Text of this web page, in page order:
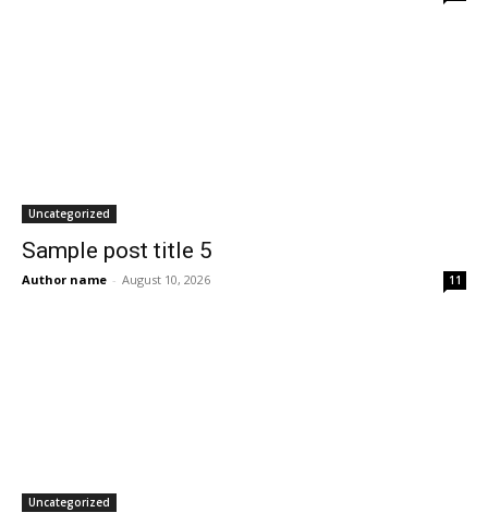
Uncategorized
Sample post title 5
Author name - August 10, 2026 11
Uncategorized